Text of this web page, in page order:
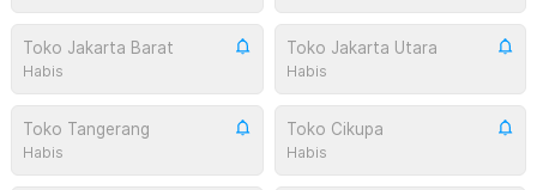
Toko Jakarta Barat
Habis
Toko Jakarta Utara
Habis
Toko Tangerang
Habis
Toko Cikupa
Habis